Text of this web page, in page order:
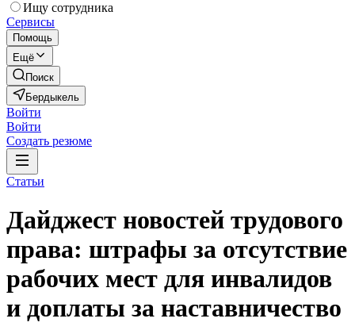
Ищу сотрудника
Сервисы
Помощь
Ещё
Поиск
Бердыкель
Войти
Войти
Создать резюме
Статьи
Дайджест новостей трудового
права: штрафы за отсутствие
рабочих мест для инвалидов
и доплаты за наставничество